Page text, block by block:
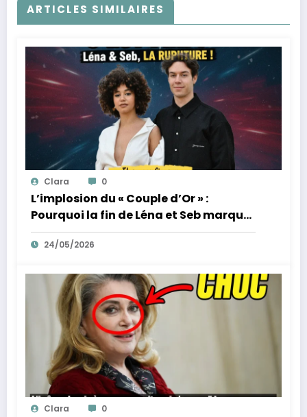
ARTICLES SIMILAIRES
Clara 0
L’implosion du « Couple d’Or » :
Pourquoi la fin de Léna et Seb marque
la fin de l’innocence sur YouTube
24/05/2026
Clara 0